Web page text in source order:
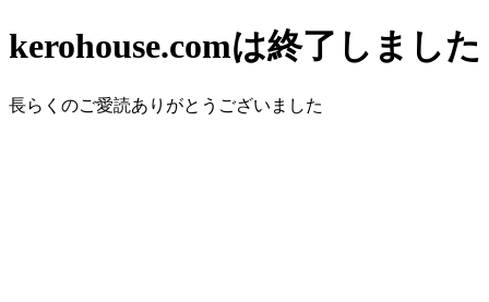
kerohouse.comは終了しました
長らくのご愛読ありがとうございました